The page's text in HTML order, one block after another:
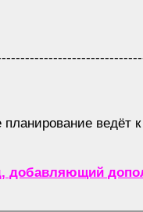
планирование ведёт
добавляющий